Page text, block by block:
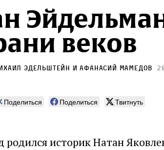
веков
Эдельштейн иАфанасий Мамедов
Поделиться Поделиться Твитнуть
родился историк Натан